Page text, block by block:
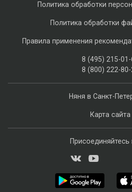
Няня в Санкт-
Карта сайта
Политика обработки
Политика обработки
Правила применения
8 (495) 215-01-
8 (800) 222-80-
Присоединяйтесь